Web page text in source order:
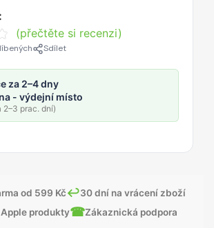
(přečtěte si recenzi)
Sdílet
za 2–4 dny
- výdejní místo
2–3 prac. dní)
od 599 Kč↩30 dní na vrácení zboží
produkty☎Zákaznická podpora